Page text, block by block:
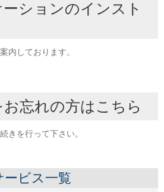
ションのインスト
内しております。
忘れの方はこちら
きを行って下さい。
ービス一覧